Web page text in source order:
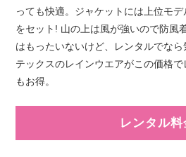
っても快適。ジャケットには上位モ
をセット! 山の上は風が強いので防風
はもったいないけど、レンタルでな
テックスのレインウエアがこの価格
もお得。
レンタル料